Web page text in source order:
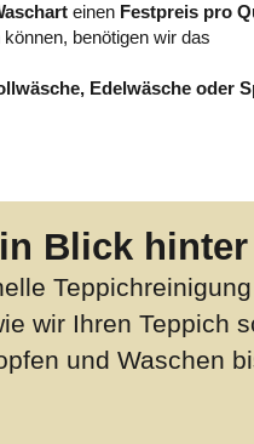
einen Festpreis pro
benötigen wir das
Edelwäsche oder
Blick
wir Ihren Teppich
und Waschen